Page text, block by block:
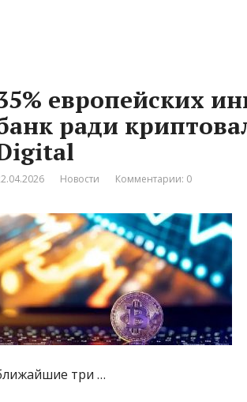
европейских
ради
Новости Комментарии: 0
три …